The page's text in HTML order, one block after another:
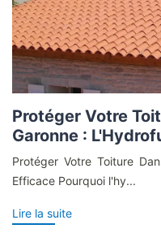
Protéger Votre
Garonne :
Protéger Votre Toiture
Efficace Pourquoi l'hy...
Lire la suite